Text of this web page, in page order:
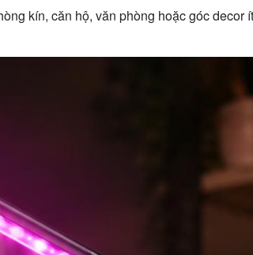
kín, căn hộ, văn phòng hoặc góc decor